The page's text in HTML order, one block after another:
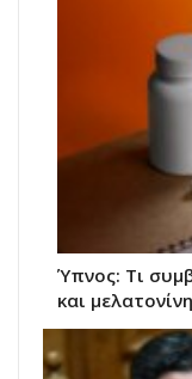
Ύπνος: Τι
και